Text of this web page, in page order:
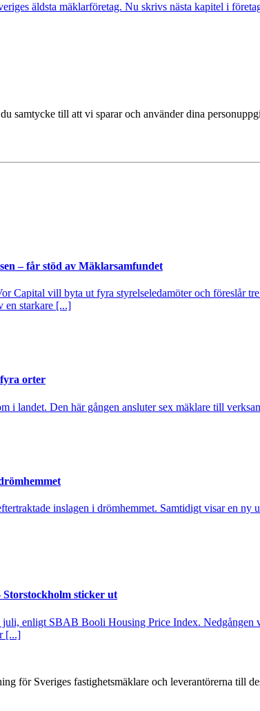
äldsta mäklarföretag. Nu skrivs nästa kapitel i
samtycke till att vi sparar och använder dina
– får stöd av Mäklarsamfundet
Capital vill byta ut fyra styrelseledamöter och föreslår
en starkare [...]
orter
i landet. Den här gången ansluter sex mäklare till
inslagen i drömhemmet. Samtidigt visar en
sticker ut
juli, enligt SBAB Booli Housing Price Index.
[...]
för Sveriges fastighetsmäklare och leverantörerna till